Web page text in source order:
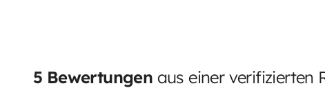
5 Bewertungen aus einer verifizierten